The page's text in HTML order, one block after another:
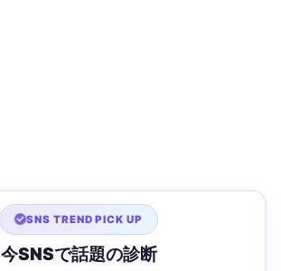
SNS TREND PICK UP
今SNSで話題の診断